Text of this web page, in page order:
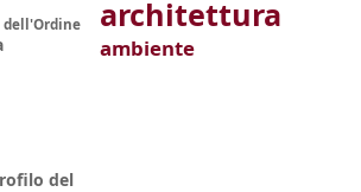
dell'Ordine
del
architettura
ambiente